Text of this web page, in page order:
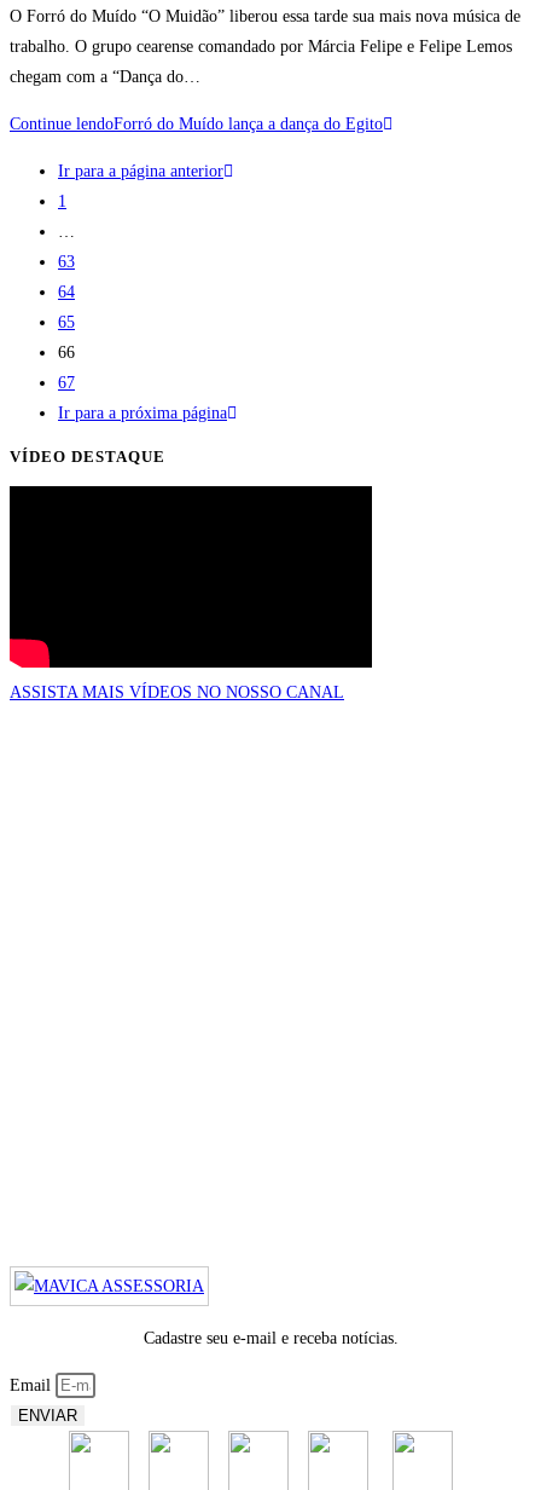
O Forró do Muído “O Muidão” liberou essa tarde sua mais nova música de
trabalho. O grupo cearense comandado por Márcia Felipe e Felipe Lemos
chegam com a “Dança do…
Continue lendoForró do Muído lança a dança do Egito
Ir para a página anterior
1
…
63
64
65
66
67
Ir para a próxima página
VÍDEO DESTAQUE
ASSISTA MAIS VÍDEOS NO NOSSO CANAL
Cadastre seu e-mail e receba notícias.
Email
ENVIAR